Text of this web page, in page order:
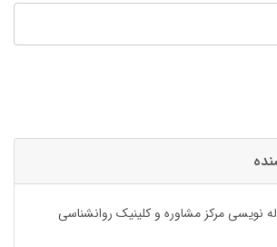
نویسی مرکز مشاوره و کلینیک روانشناسی